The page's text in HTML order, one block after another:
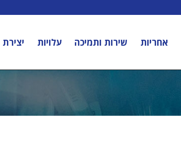
אחריות שירות ותמיכה עלויות